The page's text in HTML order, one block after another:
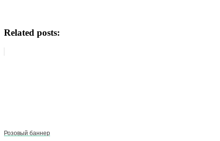
Related posts:
Розовый баннер